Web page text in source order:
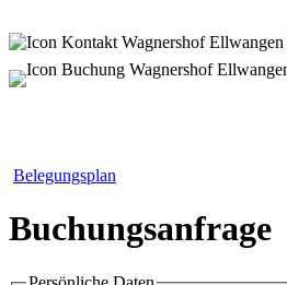
Belegungsplan
Buchungsanfrage